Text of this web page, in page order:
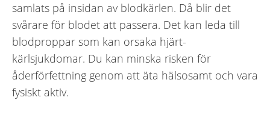
samlats på insidan av blodkärlen. Då blir det
svårare för blodet att passera. Det kan leda till
blodproppar som kan orsaka hjärt-
kärlsjukdomar. Du kan minska risken för
åderförfettning genom att äta hälsosamt och vara
fysiskt aktiv.